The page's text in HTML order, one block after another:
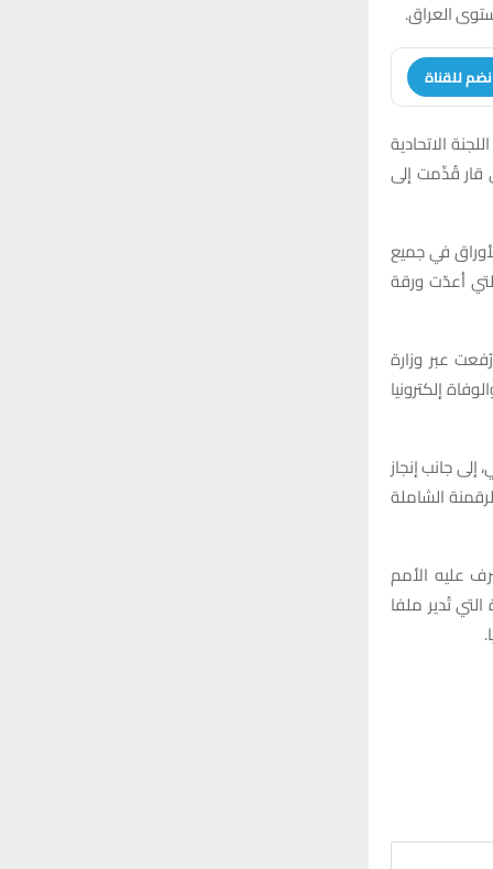
العراق.
للقناة
الاتحادية
قار قُدِّمت إلى
في جميع
أعدّت ورقة
عبر وزارة
إلكترونيا
جانب إنجاز
الشاملة
عليه الأمم
تُدير ملفا